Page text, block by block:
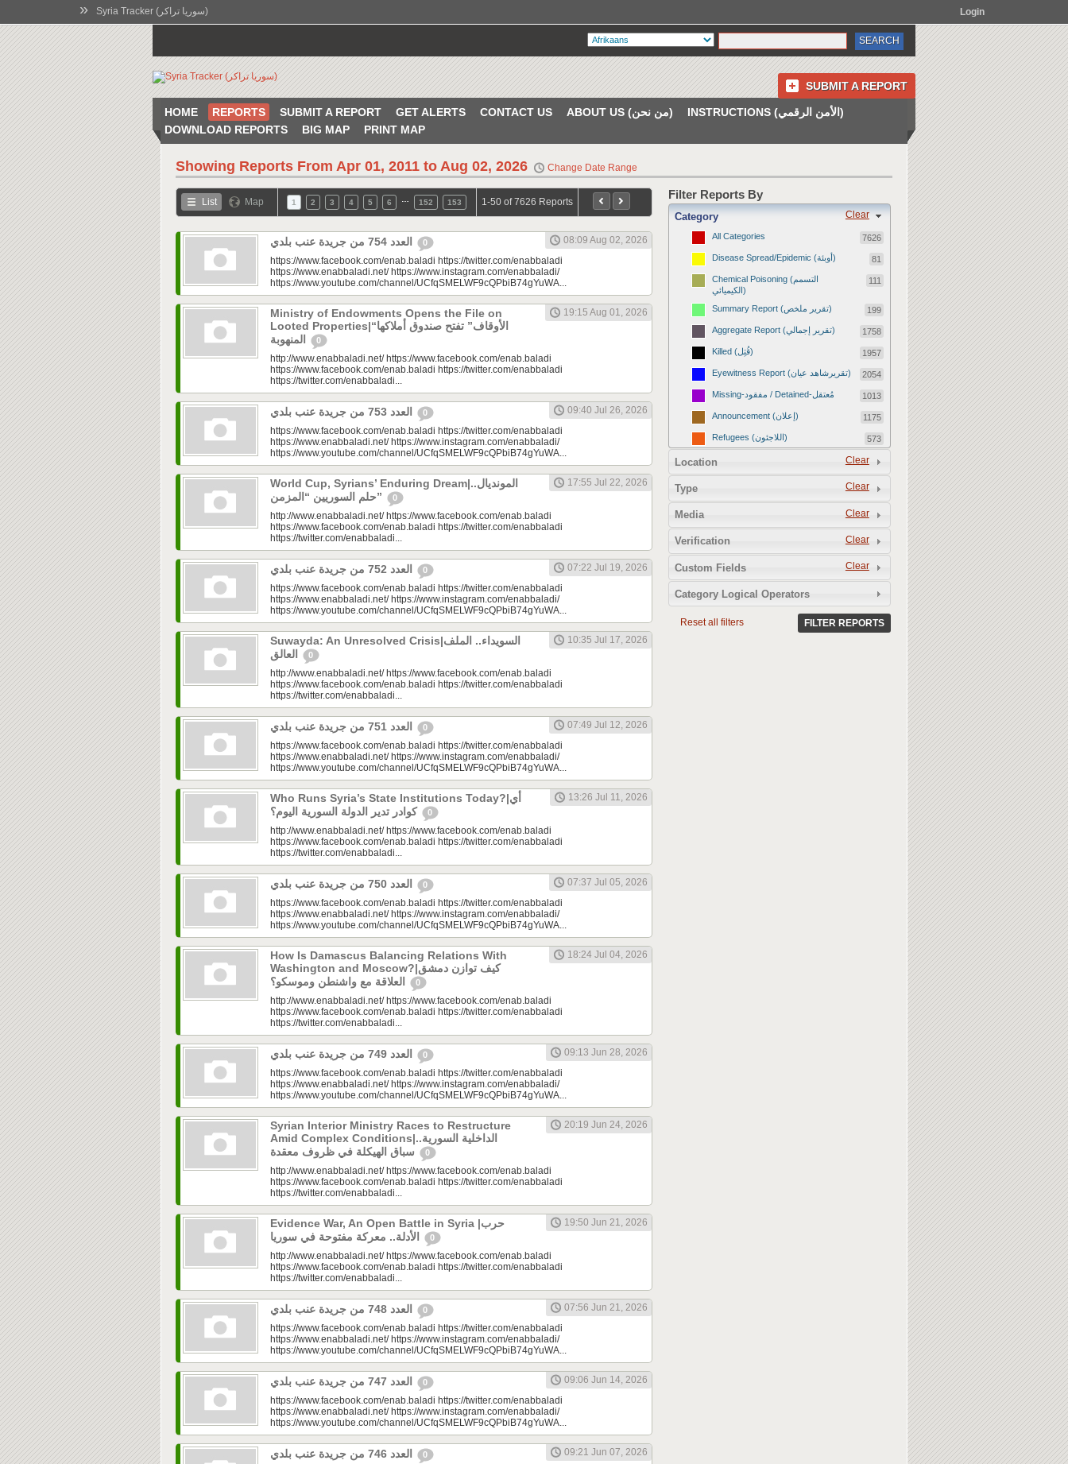
» Syria Tracker (سوريا تراكر) Login
SUBMIT A REPORT
HOME REPORTS SUBMIT A REPORT GET ALERTS CONTACT US ABOUT US (من نحن)
INSTRUCTIONS (الأمن الرقمي)
DOWNLOAD REPORTS
BIG MAP PRINT MAP
Showing Reports From Apr 01, 2011 to Aug 02, 2026 Change Date Range
List Map 1 2 3 4 5 6 152 153 1-50 of 7626 Reports
0
08:09 Aug 02, 2026
https://www.facebook.com/enab.baladi https://twitter.com/enabbaladi
https://www.enabbaladi.net/ https://www.instagram.com/enabbaladi/
https://www.youtube.com/channel/UCfqSMELWF9cQPbiB74gYuWA...
Ministry of Endowments Opens the File on
Looted Properties|“الأوقاف” تفتح صندوق أملاكها
0
19:15 Aug 01, 2026
http://www.enabbaladi.net/ https://www.facebook.com/enab.baladi
https://www.facebook.com/enab.baladi https://twitter.com/enabbaladi
https://twitter.com/enabbaladi...
0
09:40 Jul 26, 2026
https://www.facebook.com/enab.baladi https://twitter.com/enabbaladi
https://www.enabbaladi.net/ https://www.instagram.com/enabbaladi/
https://www.youtube.com/channel/UCfqSMELWF9cQPbiB74gYuWA...
World Cup, Syrians’ Enduring Dream|المونديال..
حلم السوريين “المزمن”
0
17:55 Jul 22, 2026
http://www.enabbaladi.net/ https://www.facebook.com/enab.baladi
https://www.facebook.com/enab.baladi https://twitter.com/enabbaladi
https://twitter.com/enabbaladi...
0
07:22 Jul 19, 2026
https://www.facebook.com/enab.baladi https://twitter.com/enabbaladi
https://www.enabbaladi.net/ https://www.instagram.com/enabbaladi/
https://www.youtube.com/channel/UCfqSMELWF9cQPbiB74gYuWA...
Suwayda: An Unresolved Crisis|السويداء.. الملف
0
10:35 Jul 17, 2026
http://www.enabbaladi.net/ https://www.facebook.com/enab.baladi
https://www.facebook.com/enab.baladi https://twitter.com/enabbaladi
https://twitter.com/enabbaladi...
0
07:49 Jul 12, 2026
https://www.facebook.com/enab.baladi https://twitter.com/enabbaladi
https://www.enabbaladi.net/ https://www.instagram.com/enabbaladi/
https://www.youtube.com/channel/UCfqSMELWF9cQPbiB74gYuWA...
Who Runs Syria’s State Institutions Today?|أي
كوادر تدير الدولة السورية اليوم؟
0
13:26 Jul 11, 2026
http://www.enabbaladi.net/ https://www.facebook.com/enab.baladi
https://www.facebook.com/enab.baladi https://twitter.com/enabbaladi
https://twitter.com/enabbaladi...
0
07:37 Jul 05, 2026
https://www.facebook.com/enab.baladi https://twitter.com/enabbaladi
https://www.enabbaladi.net/ https://www.instagram.com/enabbaladi/
https://www.youtube.com/channel/UCfqSMELWF9cQPbiB74gYuWA...
How Is Damascus Balancing Relations With
Washington and Moscow?|كيف توازن دمشق
0
18:24 Jul 04, 2026
http://www.enabbaladi.net/ https://www.facebook.com/enab.baladi
https://www.facebook.com/enab.baladi https://twitter.com/enabbaladi
https://twitter.com/enabbaladi...
0
09:13 Jun 28, 2026
https://www.facebook.com/enab.baladi https://twitter.com/enabbaladi
https://www.enabbaladi.net/ https://www.instagram.com/enabbaladi/
https://www.youtube.com/channel/UCfqSMELWF9cQPbiB74gYuWA...
Syrian Interior Ministry Races to Restructure
Amid Complex Conditions|الداخلية السورية..
0
20:19 Jun 24, 2026
http://www.enabbaladi.net/ https://www.facebook.com/enab.baladi
https://www.facebook.com/enab.baladi https://twitter.com/enabbaladi
https://twitter.com/enabbaladi...
Evidence War, An Open Battle in Syria |حرب
0
19:50 Jun 21, 2026
http://www.enabbaladi.net/ https://www.facebook.com/enab.baladi
https://www.facebook.com/enab.baladi https://twitter.com/enabbaladi
https://twitter.com/enabbaladi...
0
07:56 Jun 21, 2026
https://www.facebook.com/enab.baladi https://twitter.com/enabbaladi
https://www.enabbaladi.net/ https://www.instagram.com/enabbaladi/
https://www.youtube.com/channel/UCfqSMELWF9cQPbiB74gYuWA...
0
09:06 Jun 14, 2026
https://www.facebook.com/enab.baladi https://twitter.com/enabbaladi
https://www.enabbaladi.net/ https://www.instagram.com/enabbaladi/
https://www.youtube.com/channel/UCfqSMELWF9cQPbiB74gYuWA...
0
09:21 Jun 07, 2026
Filter Reports By
Clear
Category
All Categories 7626
Disease Spread/Epidemic (أوبئة) 81
Chemical Poisoning (التسمم
الكيميائي)
111
Summary Report (تقرير ملخص) 199
Aggregate Report (تقرير إجمالي) 1758
Killed (قُتِل) 1957
Eyewitness Report (تقريرشاهد عيان) 2054
Missing-مفقود / Detained-مُعتقل 1013
Announcement (إعلان) 1175
Refugees (اللاجئون) 573
1672
Revenge Killings (القتل بدافع الانتقام) 11
2
13
Clear
Location
Clear
Type
Clear
Media
Clear
Verification
Clear
Custom Fields
Category Logical Operators
Reset all filters FILTER REPORTS